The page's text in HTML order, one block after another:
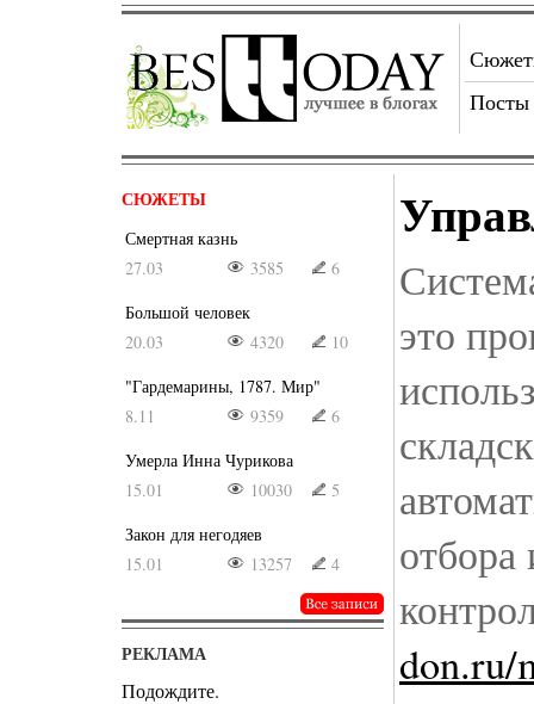
Посты
СЮЖЕТЫ
Смертная казнь
27.03
3585
6
Большой человек
20.03
4320
10
"Гардемарины, 1787. Мир"
8.11
9359
6
Умерла Инна Чурикова
15.01
10030
5
Закон для негодяев
15.01
13257 4
РЕКЛАМА
Подождите.
это
отбора
don.ru/